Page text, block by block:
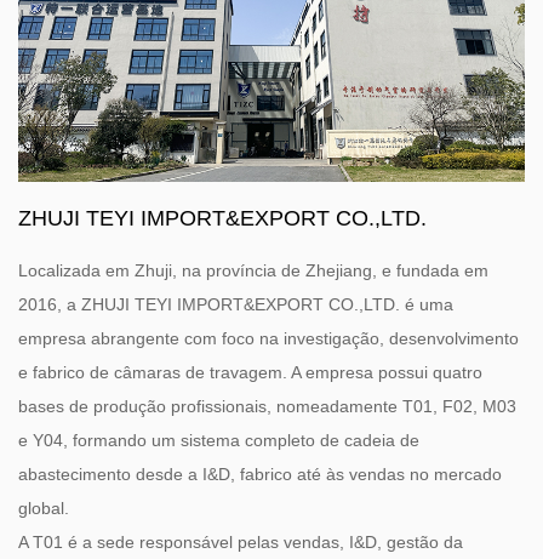
ZHUJI TEYI IMPORT&EXPORT CO.,LTD.
Localizada em Zhuji, na província de Zhejiang, e fundada em
2016, a ZHUJI TEYI IMPORT&EXPORT CO.,LTD. é uma
empresa abrangente com foco na investigação, desenvolvimento
e fabrico de câmaras de travagem. A empresa possui quatro
bases de produção profissionais, nomeadamente T01, F02, M03
e Y04, formando um sistema completo de cadeia de
abastecimento desde a I&D, fabrico até às vendas no mercado
global.
A T01 é a sede responsável pelas vendas, I&D, gestão da